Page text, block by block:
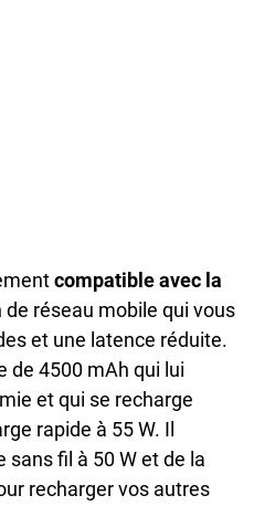
compatible avec la
de réseau mobile qui vous
et une latence réduite.
de 4500 mAh qui lui
et qui se recharge
rapide à 55 W. Il
sans fil à 50 W et de la
recharger vos autres